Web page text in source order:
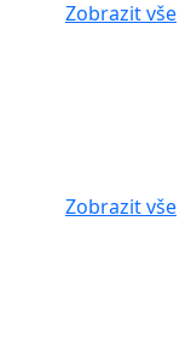
Zobrazit vše
Zobrazit vše